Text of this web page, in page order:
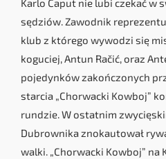
Karlo Caput nie lubi czekać w
sędziów. Zawodnik
klub z którego wywodzi się
koguciej, Antun Račić, oraz
pojedynków zakończonych
starcia „Chorwacki Kowboj”
rundzie. W ostatnim
Dubrownika znokautował
walki. „Chorwacki Kowboj” na